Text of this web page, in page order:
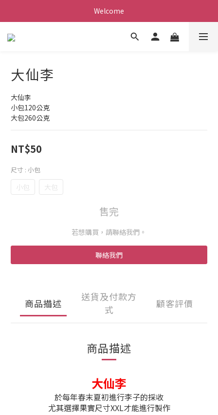
Welcome
大仙李
大仙李
小包120公克
大包260公克
NT$50
尺寸 : 小包
小包 大包
售完
若想購買，請聯絡我們。
聯絡我們
商品描述
送貨及付款方
式
顧客評價
商品描述
大仙李
於每年春末夏初進行李子的採收
尤其選擇果實尺寸XXL才能進行製作